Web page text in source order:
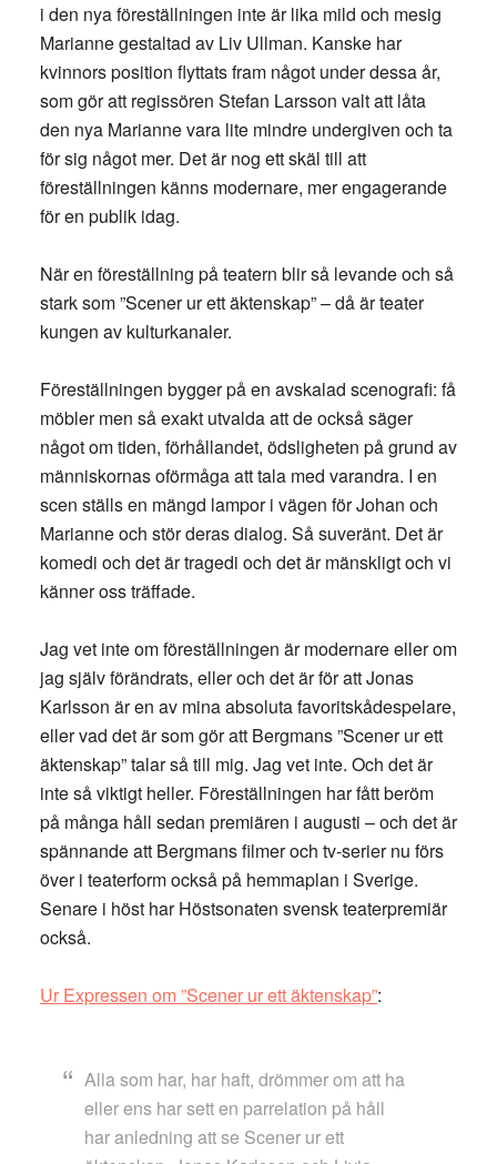
i den nya föreställningen inte är lika mild och mesig
Marianne gestaltad av Liv Ullman. Kanske har
kvinnors position flyttats fram något under dessa år,
som gör att regissören Stefan Larsson valt att låta
den nya Marianne vara lite mindre undergiven och ta
för sig något mer. Det är nog ett skäl till att
föreställningen känns modernare, mer engagerande
för en publik idag.
När en föreställning på teatern blir så levande och så
stark som ”Scener ur ett äktenskap” – då är teater
kungen av kulturkanaler.
Föreställningen bygger på en avskalad scenografi: få
möbler men så exakt utvalda att de också säger
något om tiden, förhållandet, ödsligheten på grund av
människornas oförmåga att tala med varandra. I en
scen ställs en mängd lampor i vägen för Johan och
Marianne och stör deras dialog. Så suveränt. Det är
komedi och det är tragedi och det är mänskligt och vi
känner oss träffade.
Jag vet inte om föreställningen är modernare eller om
jag själv förändrats, eller och det är för att Jonas
Karlsson är en av mina absoluta favoritskådespelare,
eller vad det är som gör att Bergmans ”Scener ur ett
äktenskap” talar så till mig. Jag vet inte. Och det är
inte så viktigt heller. Föreställningen har fått beröm
på många håll sedan premiären i augusti – och det är
spännande att Bergmans filmer och tv-serier nu förs
över i teaterform också på hemmaplan i Sverige.
Senare i höst har Höstsonaten svensk teaterpremiär
också.
Ur Expressen om ”Scener ur ett äktenskap”:
Alla som har, har haft, drömmer om att ha
eller ens har sett en parrelation på håll
har anledning att se Scener ur ett